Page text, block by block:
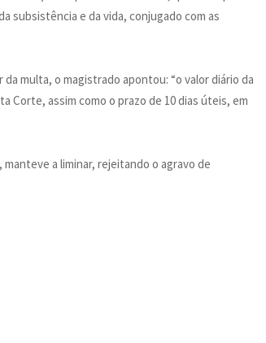
subsistência e da vida, conjugado com as
multa, o magistrado apontou: “o valor diário da
Corte, assim como o prazo de 10 dias úteis, em
a liminar, rejeitando o agravo de